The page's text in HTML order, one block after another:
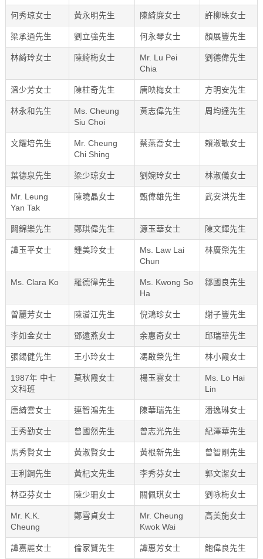
何秀琼女士 黃永明先生 陳綺廉女士 許柳珠女士
梁承通先生 劉立強先生 何永琴女士 顏展豐先生
林綺玲女士 陳綺梅女士
Mr. Lu Pei
Chia
劉德偉先生
溫少芳女士 陳柱奇先生 唐映梅女士 方明安先生
林永和先生
Ms. Cheung
Siu Choi
黃志偉先生 周均達先生
文耀培先生
Mr. Cheung
Chi Shing
蔡燕喬女士 賴淑敏女士
葉德泉先生 梁少琼女士 劉婉玲女士 林淑儀女士
Mr. Leung
Yan Tak
陳曉晶女士 甄偉雄先生 武安洪先生
闗錦樂先生 鄭琪偉先生 源玉華女士 陳文輝先生
譚玉平女士 鍾美玲女士
Ms. Law Lai
Chun
林廣榮先生
Ms. Clara Ko 羅德徫先生
Ms. Kwong So
Ha
鄒國良先生
曾麗芳女士 陳濸江先生 倪鴻珍女士 謝子豐先生
李如金女士 鄧遠燕女士 余惠奇女士 邱瑞華先生
張錫健先生 王小玲女士 馮啟榮先生 林小霞女士
1987年 中七
文科班
莫秋霞女士 楊玉雲女士
Ms. Lo Hai
Lin
唐綺雲女士 連智鴻先生 陳華瑞先生 潘逸琳女士
王秀勤女士 曾國然先生 曾志光先生 紀澤華先生
馬秀賢女士 黃淑賢女士 黃根新先生 曾智剛先生
王利鋼先生 黃杞文先生 李秀芬女士 郭文潔女士
林亞芬女士 陳少珊女士 關佩琪女士 劉咏梅女士
Mr. K.K.
Cheung
鄭雪貞女士
Mr. Cheung
Kwok Wai
高美施女士
譚嘉麗女士 倫家賢先生 譚惠芳女士 鮑偉良先生